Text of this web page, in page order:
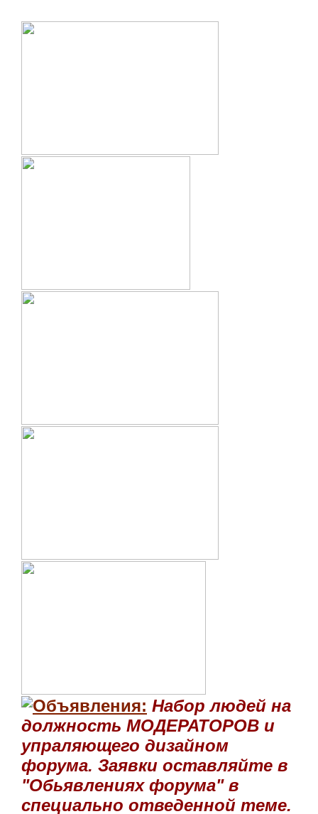
Набор людей на
должность МОДЕРАТОРОВ и
упраляющего дизайном
форума. Заявки оставляйте в
"Обьявлениях форума" в
специально отведенной теме.